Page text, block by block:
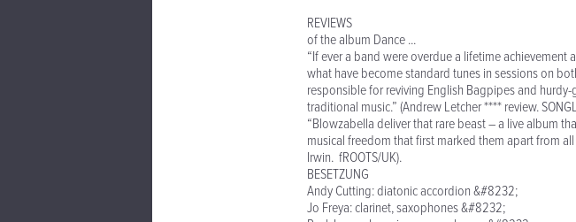
REVIEWS
of the album Dance ...
“If ever a band were overdue a lifetime
what have become standard tunes in sessions on
responsible for reviving English Bagpipes and
traditional music.” (Andrew Letcher **** review.
“Blowzabella deliver that rare beast – a live album
musical freedom that first marked them apart from
Irwin. fROOTS/UK).
BESETZUNG
Andy Cutting: diatonic accordion &#8232;
Jo Freya: clarinet, saxophones &#8232;